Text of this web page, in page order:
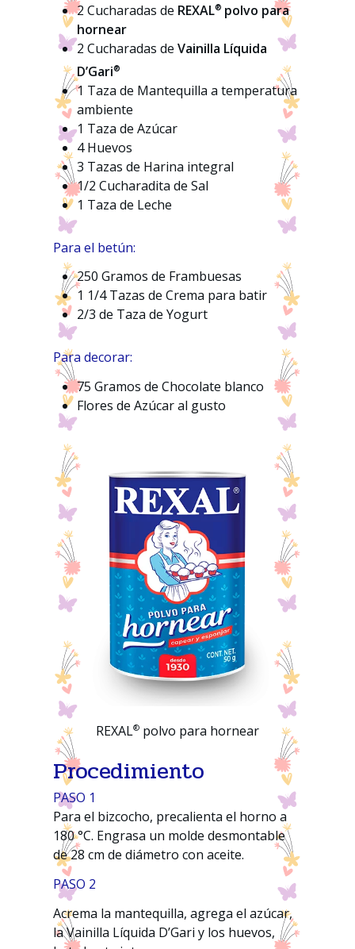
2 Cucharadas de REXAL® polvo para
hornear
2 Cucharadas deVainilla Líquida
D’Gari®
1 Taza de Mantequilla a temperatura
ambiente
1 Taza de Azúcar
4 Huevos
3 Tazas de Harina integral
1/2 Cucharadita de Sal
1 Taza de Leche
Para el betún:
250 Gramos de Frambuesas
1 1/4 Tazas de Crema para batir
2/3 de Taza de Yogurt
Para decorar:
75 Gramos de Chocolate blanco
Flores de Azúcar al gusto
REXAL® polvo para hornear
Procedimiento
PASO 1
Para el bizcocho, precalienta el horno a
180 °C. Engrasa un molde desmontable
de 28 cm de diámetro con aceite.
PASO 2
Acrema la mantequilla, agrega el azúcar,
la Vainilla Líquida D’Gari y los huevos,